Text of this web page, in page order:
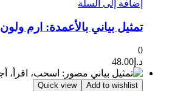
إضافة إلى السلة
تمثيل بياني بالأعمدة: ارم ولون
0
د.إ 48.00
Add to wishlist
Quick view